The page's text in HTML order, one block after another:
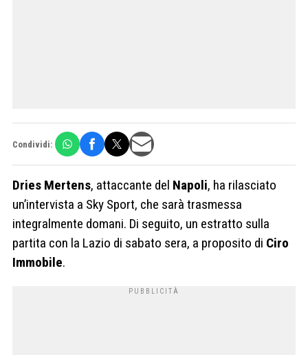
Condividi:
Dries Mertens, attaccante del Napoli, ha rilasciato
un’intervista a Sky Sport, che sarà trasmessa
integralmente domani. Di seguito, un estratto sulla
partita con la Lazio di sabato sera, a proposito di Ciro
Immobile.